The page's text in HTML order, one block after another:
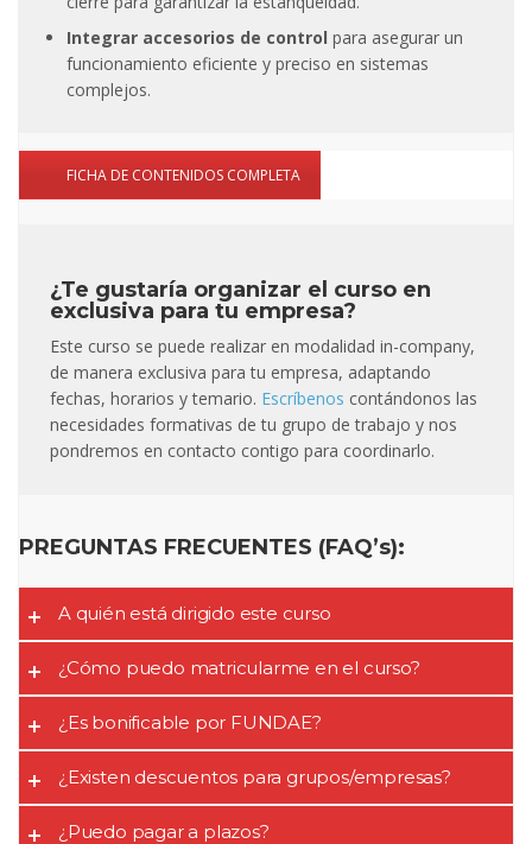
Integrar accesorios de control para asegurar un
funcionamiento eficiente y preciso en sistemas
complejos.
FICHA DE CONTENIDOS COMPLETA
¿Te gustaría organizar el curso en
exclusiva para tu empresa?
Este curso se puede realizar en modalidad in-company,
de manera exclusiva para tu empresa, adaptando
fechas, horarios y temario. Escríbenos contándonos las
necesidades formativas de tu grupo de trabajo y nos
pondremos en contacto contigo para coordinarlo.
PREGUNTAS FRECUENTES (FAQ’s):
A quién está dirigido este curso
¿Cómo puedo matricularme en el curso?
¿Es bonificable por FUNDAE?
¿Existen descuentos para grupos/empresas?
¿Puedo pagar a plazos?